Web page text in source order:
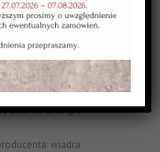
1250*C
1,55 do 1,60 g/cm³
wiadra